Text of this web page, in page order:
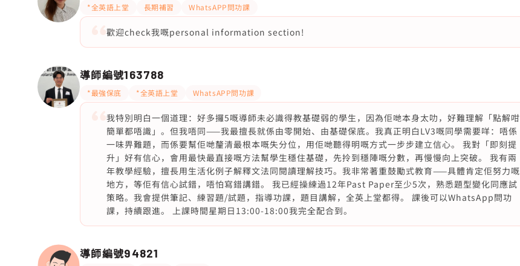
*全英語上堂 長期補習 WhatsAPP問功課
歡迎check我嘅personal information section!
導師編號163788
*最強保底 *全英語上堂 WhatsAPP問功課
我特別明白一個道理：好多攞5嘅導師未必識得教基礎弱的學生，因為佢哋本身太叻，好難理解「點解咁
簡單都唔識」。但我唔同——我最擅長就係由零開始、由基礎保底。我真正明白LV3嘅同學需要咩：唔係
一味畀難題，而係要幫佢哋釐清最根本嘅失分位，用佢哋聽得明嘅方式一步步建立信心。 我對「即刻提
升」好有信心，會用最快最直接嘅方法幫學生穩住基礎，先拎到穩陣嘅分數，再慢慢向上突破。 我有兩
年教學經驗，擅長用生活化例子解釋文法同閱讀理解技巧。我非常著重鼓勵式教育——具體肯定佢努力嘅
地方，等佢有信心試錯，唔怕寫錯講錯。 我已經操練過12年Past Paper至少5次，熟悉題型變化同應試
策略。我會提供筆記、練習題/試題，指導功課，題目講解，全英上堂都得。 課後可以WhatsApp問功
課，持續跟進。 上課時間星期日13:00-18:00我完全配合到。
導師編號94821